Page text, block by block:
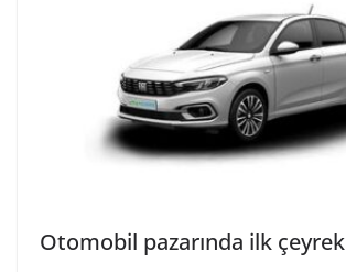
Otomobil pazarında ilk çeyrek